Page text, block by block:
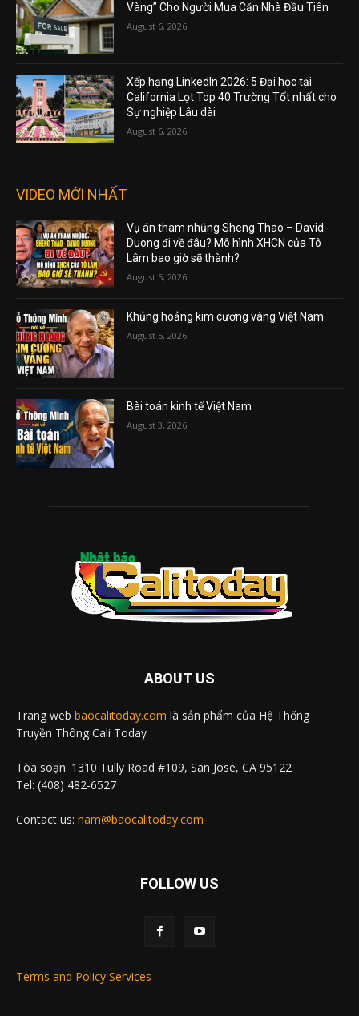
Vàng” Cho Người Mua Căn Nhà Đầu Tiên
August 6, 2026
Xếp hạng LinkedIn 2026: 5 Đại học tại
California Lọt Top 40 Trường Tốt nhất cho
Sự nghiệp Lâu dài
August 6, 2026
VIDEO MỚI NHẤT
Vụ án tham nhũng Sheng Thao – David
Duong đi về đâu? Mô hình XHCN của Tô
Lâm bao giờ sẽ thành?
August 5, 2026
Khủng hoảng kim cương vàng Việt Nam
August 5, 2026
Bài toán kinh tế Việt Nam
August 3, 2026
ABOUT US
Trang web baocalitoday.com là sản phẩm của Hệ Thống
Truyền Thông Cali Today
Tòa soạn: 1310 Tully Road #109, San Jose, CA 95122
Tel: (408) 482-6527
Contact us: nam@baocalitoday.com
FOLLOW US
Terms and Policy Services